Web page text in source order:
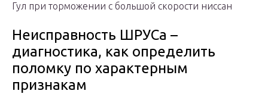
Гул при торможении с большой скорости ниссан
Неисправность ШРУСа –
диагностика, как определить
поломку по характерным
признакам